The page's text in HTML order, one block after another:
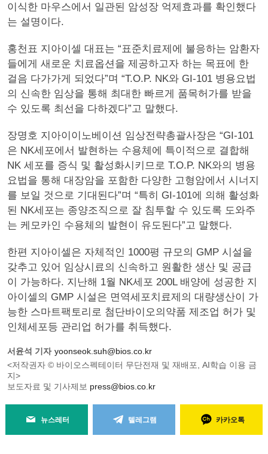
이식한 마우스에서 일관된 암성장 억제효과를 확인했다
는 설명이다.
홍천표 지아이셀 대표는 “표준치료제에 불응하는 암환자
들에게 새로운 치료옵션을 제공하고자 하는 목표에 한
걸음 다가가게 되었다”며 “T.O.P. NK와 GI-101 병용요법
의 신속한 임상을 통해 최대한 빠르게 품목허가를 받을
수 있도록 최선을 다하겠다”고 말했다.
장명호 지아이이노베이션 임상전략총괄사장은 “GI-101
은 NK세포에서 발현하는 수용체에 특이적으로 결합해
NK 세포를 증식 및 활성화시키므로 T.O.P. NK와의 병용
요법을 통해 대장암을 포함한 다양한 고형암에서 시너지
를 보일 것으로 기대된다”며 “특히 GI-101에 의해 활성화
된 NK세포는 종양조직으로 잘 침투할 수 있도록 도와주
는 케모카인 수용체의 발현이 유도된다”고 말했다.
한편 지아이셀은 자체적인 1000평 규모의 GMP 시설을
갖추고 있어 임상시료의 신속하고 원활한 생산 및 공급
이 가능하다. 지난해 1월 NK세포 200L 배양에 성공한 지
아이셀의 GMP 시설은 면역세포치료제의 대량생산이 가
능한 스마트팩토리로 첨단바이오의약품 제조업 허가 및
인체세포등 관리업 허가를 취득했다.
서윤석 기자 yoonseok.suh@bios.co.kr
<저작권자 © 바이오스펙테이터 무단전재 및 재배포, AI학습 이용 금
지>
보도자료 및 기사제보 press@bios.co.kr
뉴스레터 텔레그램 카카오톡